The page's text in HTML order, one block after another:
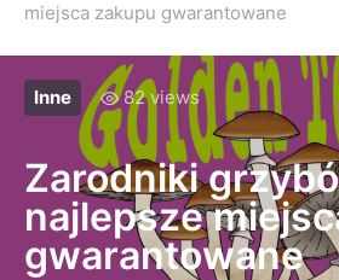
miejsca zakupu gwarantowane
Inne 82 views
Zarodniki
najlepsze
gwarantowane